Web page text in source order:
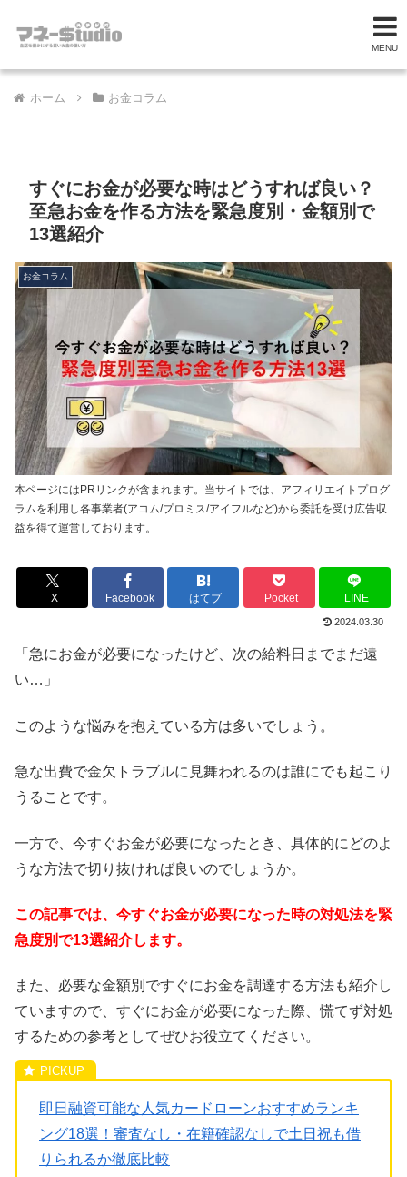
MENU
ホーム お金コラム
すぐにお金が必要な時はどうすれば良い？
至急お金を作る方法を緊急度別・金額別で
13選紹介
本ページにはPRリンクが含まれます。当サイトでは、アフィリエイトプログ
ラムを利用し各事業者(アコム/プロミス/アイフルなど)から委託を受け広告収
益を得て運営しております。
お金コラム
X Facebook はてブ Pocket LINE
2024.03.30
「急にお金が必要になったけど、次の給料日までまだ遠
い…」
このような悩みを抱えている方は多いでしょう。
急な出費で金欠トラブルに見舞われるのは誰にでも起こり
うることです。
一方で、今すぐお金が必要になったとき、具体的にどのよ
うな方法で切り抜ければ良いのでしょうか。
この記事では、今すぐお金が必要になった時の対処法を緊
急度別で13選紹介します。
また、必要な金額別ですぐにお金を調達する方法も紹介し
ていますので、すぐにお金が必要になった際、慌てず対処
するための参考としてぜひお役立てください。
即日融資可能な人気カードローンおすすめランキ
ング18選！審査なし・在籍確認なしで土日祝も借
りられるか徹底比較